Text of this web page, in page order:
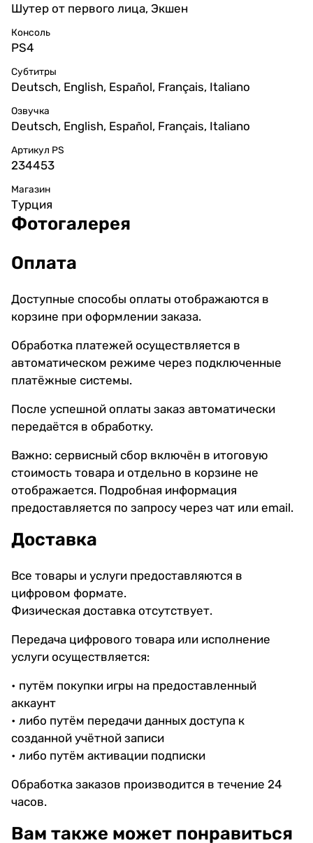
Шутер от первого лица, Экшен
Консоль
PS4
Субтитры
Deutsch, English, Español, Français, Italiano
Озвучка
Deutsch, English, Español, Français, Italiano
Артикул PS
234453
Магазин
Турция
Фотогалерея
Оплата
Доступные способы оплаты отображаются в
корзине при оформлении заказа.
Обработка платежей осуществляется в
автоматическом режиме через подключенные
платёжные системы.
После успешной оплаты заказ автоматически
передаётся в обработку.
Важно: сервисный сбор включён в итоговую
стоимость товара и отдельно в корзине не
отображается. Подробная информация
предоставляется по запросу через чат или email.
Доставка
Все товары и услуги предоставляются в
цифровом формате.
Физическая доставка отсутствует.
Передача цифрового товара или исполнение
услуги осуществляется:
• путём покупки игры на предоставленный
аккаунт
• либо путём передачи данных доступа к
созданной учётной записи
• либо путём активации подписки
Обработка заказов производится в течение 24
часов.
Вам также может понравиться